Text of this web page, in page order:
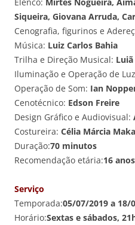
Siqueira, Giovana Arruda,
Cenografia, figurinos e
Música: Luiz Carlos Bahia
Trilha e Direção Musical:
Iluminação e Operação de
Operação de Som: Ian
Cenotécnico: Edson Freire
Design Gráfico e Audiovisual:
Costureira: Célia Márcia
Duração:70 minutos
Recomendação etária:16 anos
Serviço
Temporada:05/07/2019 a 18/
Horário:Sextas e sábados,